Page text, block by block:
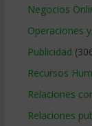
Negocios
Operaciones
Publicidad
Recursos
Relaciones
Relaciones